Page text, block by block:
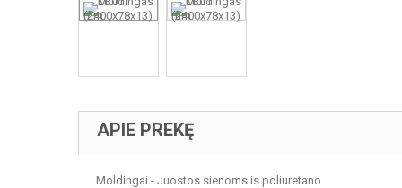
APIE PREKĘ
Moldingai - Juostos sienoms is poliuretano.